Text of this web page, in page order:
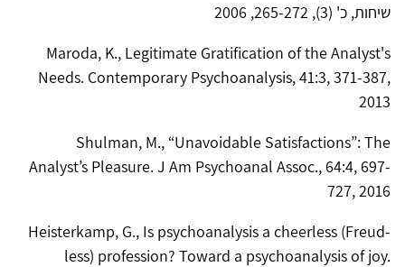
שיחות, כ' (3), 265-272, 2006
Maroda, K., Legitimate Gratification of the Analyst's
Needs. Contemporary Psychoanalysis, 41:3, 371-387,
2013
Shulman, M., “Unavoidable Satisfactions”: The
Analyst’s Pleasure. J Am Psychoanal Assoc., 64:4, 697-
727, 2016
Heisterkamp, G., Is psychoanalysis a cheerless (Freud-
less) profession? Toward a psychoanalysis of joy.